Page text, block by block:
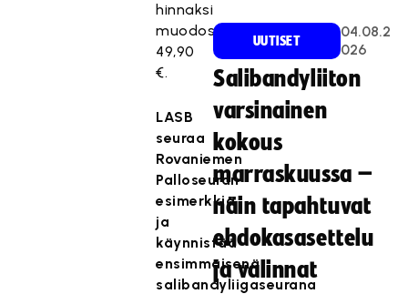
hinnaksi
muodostuu
49,90
€.
LASB
seuraa
Rovaniemen
Palloseuran
esimerkkiä
ja
käynnistää
ensimmäisenä
salibandyliigaseurana
UUTISET
04.08.2
026
Salibandyliiton
varsinainen
kokous
marraskuussa –
näin tapahtuvat
ehdokasasettelu
ja valinnat